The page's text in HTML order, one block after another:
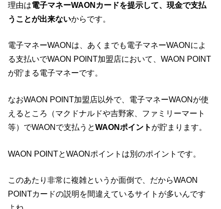
理由は電子マネーWAONカードを提示して、現金で支払
うことが出来ないからです。
電子マネーWAONは、あくまでも電子マネーWAONによ
る支払いでWAON POINT加盟店において、WAON POINT
が貯まる電子マネーです。
なおWAON POINT加盟店以外で、電子マネーWAONが使
えるところ（マクドナルドや吉野家、ファミリーマート
等）でWAONで支払うとWAONポイント が貯まります。
WAON POINTとWAONポイントは別のポイントです。
このあたり非常に複雑というか面倒で、だからWAON
POINTカードの説明を間違えているサイトが多いんです